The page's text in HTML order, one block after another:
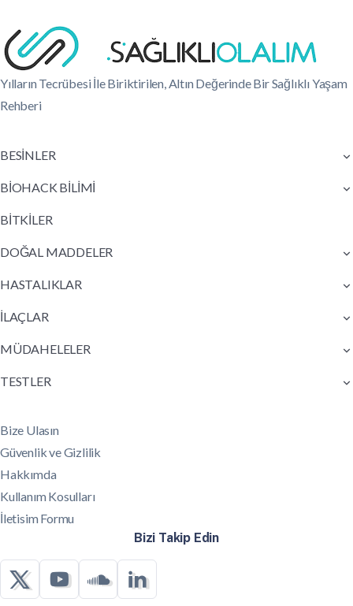
Yılların Tecrübesi İle Biriktirilen, Altın Değerinde Bir Sağlıklı Yaşam
Rehberi
BESİNLER
BİOHACK BİLİMİ
BİTKİLER
DOĞAL MADDELER
HASTALIKLAR
İLAÇLAR
MÜDAHELELER
TESTLER
Bize Ulasın
Güvenlik ve Gizlilik
Hakkımda
Kullanım Kosulları
İletisim Formu
Bizi Takip Edin